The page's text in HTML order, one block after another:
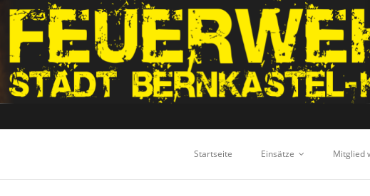
Startseite Einsätze Mitglied